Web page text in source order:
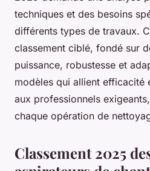
techniques et des besoins
différents types de travaux.
classement ciblé, fondé sur
puissance, robustesse et
modèles qui allient efficacité
aux professionnels
chaque opération de
Classement 2025